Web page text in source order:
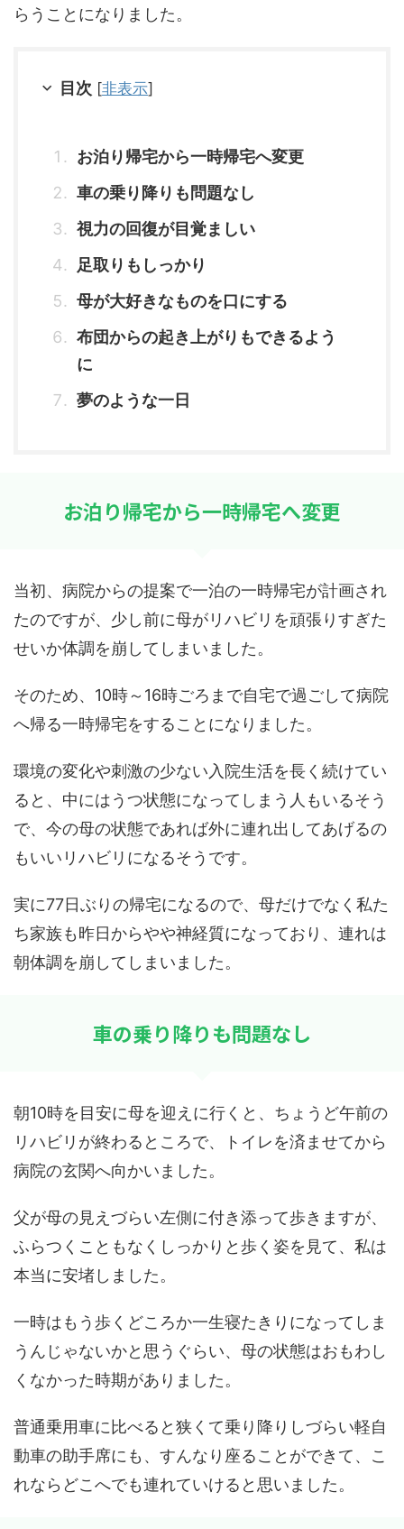
らうことになりました。
目次 [非表示]
お泊り帰宅から一時帰宅へ変更
車の乗り降りも問題なし
視力の回復が目覚ましい
足取りもしっかり
母が大好きなものを口にする
布団からの起き上がりもできるよう
に
夢のような一日
お泊り帰宅から一時帰宅へ変更
当初、病院からの提案で一泊の一時帰宅が計画され
たのですが、少し前に母がリハビリを頑張りすぎた
せいか体調を崩してしまいました。
そのため、10時～16時ごろまで自宅で過ごして病院
へ帰る一時帰宅をすることになりました。
環境の変化や刺激の少ない入院生活を長く続けてい
ると、中にはうつ状態になってしまう人もいるそう
で、今の母の状態であれば外に連れ出してあげるの
もいいリハビリになるそうです。
実に77日ぶりの帰宅になるので、母だけでなく私た
ち家族も昨日からやや神経質になっており、連れは
朝体調を崩してしまいました。
車の乗り降りも問題なし
朝10時を目安に母を迎えに行くと、ちょうど午前の
リハビリが終わるところで、トイレを済ませてから
病院の玄関へ向かいました。
父が母の見えづらい左側に付き添って歩きますが、
ふらつくこともなくしっかりと歩く姿を見て、私は
本当に安堵しました。
一時はもう歩くどころか一生寝たきりになってしま
うんじゃないかと思うぐらい、母の状態はおもわし
くなかった時期がありました。
普通乗用車に比べると狭くて乗り降りしづらい軽自
動車の助手席にも、すんなり座ることができて、こ
れならどこへでも連れていけると思いました。